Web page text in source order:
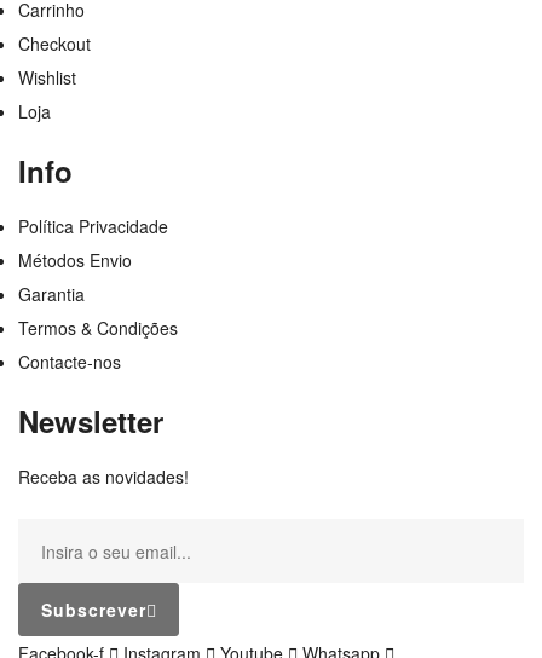
Carrinho
Checkout
Wishlist
Loja
Info
Política Privacidade
Métodos Envio
Garantia
Termos & Condições
Contacte-nos
Newsletter
Receba as novidades!
Subscrever